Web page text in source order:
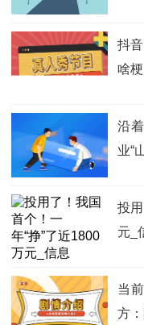
抖
啥梗
沿
业“
投
元_
当
方